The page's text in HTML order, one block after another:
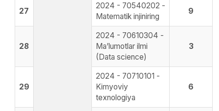
27
2024 - 70540202 -
Matematik injiniring
9
28
2024 - 70610304 -
Maʼlumotlar ilmi
(Data science)
3
29
2024 - 70710101 -
Kimyoviy
texnologiya
6